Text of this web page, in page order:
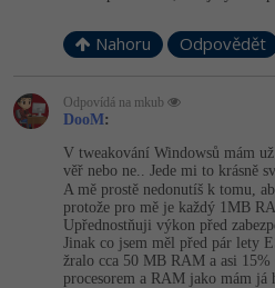
Nahoru Odpovědět
Odpovídá na mkub
DooM:
V tweakování Windowsů mám
věř nebo ne.. Jede mi to krásně
A mě prostě nedonutíš k tomu,
protože pro mě je každý 1MB
Upřednostňuji výkon před
Jinak co jsem měl před pár lety
žralo cca 50 MB RAM a asi
procesorem a RAM jako mám já